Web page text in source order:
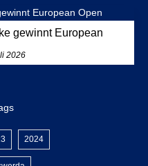
gewinnt European
2026
2024